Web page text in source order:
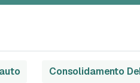
Consolidamento